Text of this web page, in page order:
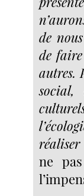
de
de
autres.
social,
ne